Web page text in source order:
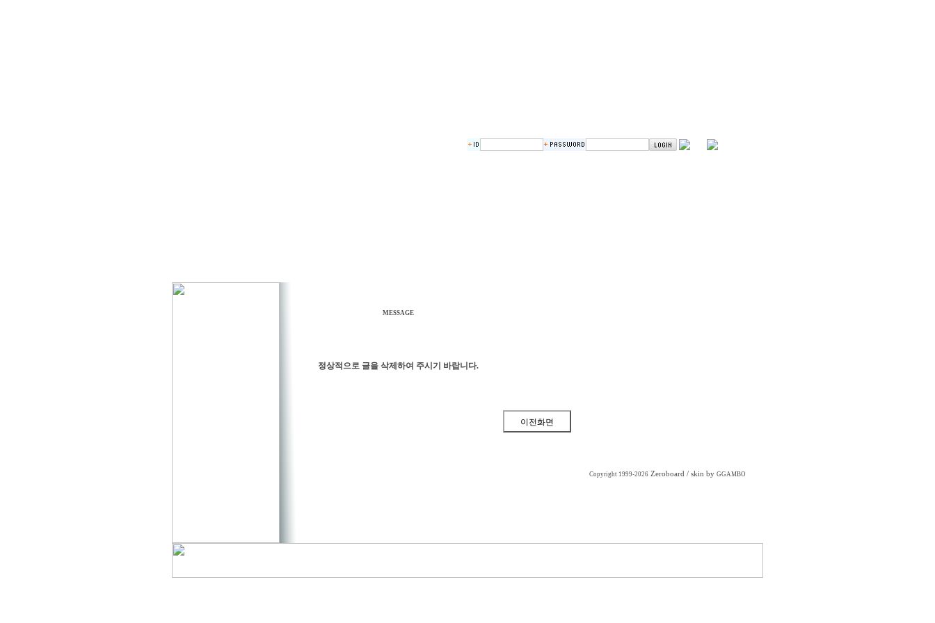
MESSAGE
정상적으로 글을 삭제하여 주시기 바랍니다.
Copyright 1999-2026 Zeroboard / skin by GGAMBO